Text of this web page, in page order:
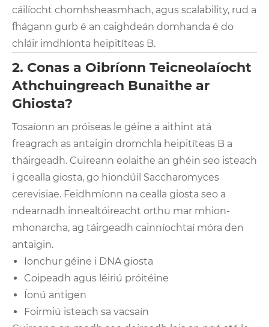
cáilíocht chomhsheasmhach, agus scalability, rud a
fhágann gurb é an caighdeán domhanda é do
chláir imdhíonta heipitíteas B.
2. Conas a Oibríonn Teicneolaíocht
Athchuingreach Bunaithe ar
Ghiosta?
Tosaíonn an próiseas le géine a aithint atá
freagrach as antaigin dromchla heipitíteas B a
tháirgeadh. Cuireann eolaithe an ghéin seo isteach
i gcealla giosta, go hiondúil Saccharomyces
cerevisiae. Feidhmíonn na cealla giosta seo a
ndearnadh innealtóireacht orthu mar mhion-
mhonarcha, ag táirgeadh cainníochtaí móra den
antaigin.
Ionchur géine i DNA giosta
Coipeadh agus léiriú próitéine
Íonú antigen
Foirmiú isteach sa vacsaín